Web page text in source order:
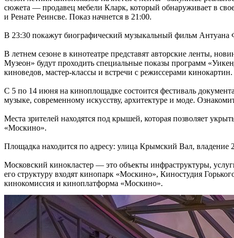
сюжета — продавец мебели Кларк, который обнаруживает в
и Ренате Реинсве. Показ начнется в 21:00.
В 23:30 покажут биографический музыкальный фильм
В летнем сезоне в кинотеатре представят авторские ленты,
Музеон» будут проходить специальные показы программ
киноведов, мастер-классы и встречи с режиссерами кинокартин.
С 5 по 14 июня на киноплощадке состоится фестиваль
музыке, современному искусству, архитектуре и моде.
Места зрителей находятся под крышей, которая позволяет
«Москино».
Площадка находится по адресу: улица Крымский Вал,
Московский кинокластер — это объекты инфраструктуры,
его структуру входят кинопарк «Москино», Киностудия
кинокомиссия и киноплатформа «Москино».